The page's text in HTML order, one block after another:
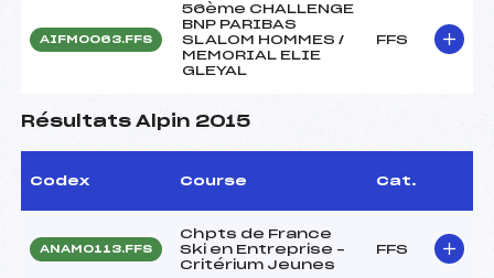
AIFM0063.FFS
56ème CHALLENGE
BNP PARIBAS
SLALOM HOMMES /
MEMORIAL ELIE
GLEYAL
FFS
Résultats Alpin 2015
Codex Course Cat.
ANAM0113.FFS
Chpts de France
Ski en Entreprise –
Critérium Jeunes
FFS